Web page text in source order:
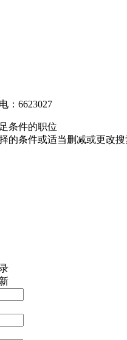
：6623027
条件的职位
的条件或适当删减或更改